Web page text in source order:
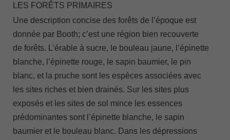
LES FORÊTS PRIMAIRES
Une description concise des forêts de l’époque est
donnée par Booth; c’est une région bien recouverte
de forêts. L’érable à sucre, le bouleau jaune, l’épinette
blanche, l’épinette rouge, le sapin baumier, le pin
blanc, et la pruche sont les espèces associées avec
les sites riches et bien drainés. Sur les sites plus
exposés et les sites de sol mince les essences
prédominantes sont l’épinette blanche, le sapin
baumier et le bouleau blanc. Dans les dépressions